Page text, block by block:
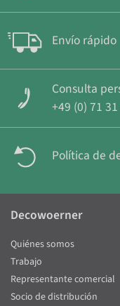
Envío rápido
Consulta
+49 (0) 71
Política de
Decowoerner
Quiénes somos
Trabajo
Representante comercial
Socio de distribución